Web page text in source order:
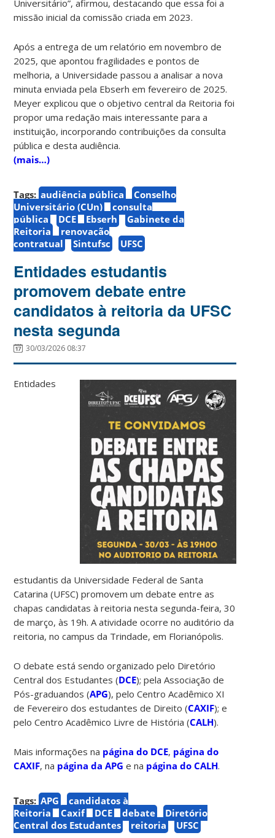
Universitário”, afirmou, destacando que essa foi a
missão inicial da comissão criada em 2023.
Após a entrega de um relatório em novembro de
2025, que apontou fragilidades e pontos de
melhoria, a Universidade passou a analisar a nova
minuta enviada pela Ebserh em fevereiro de 2025.
Meyer explicou que o objetivo central da Reitoria foi
propor uma redação mais interessante para a
instituição, incorporando contribuições da consulta
pública e desta audiência.
(mais…)
Tags: audiência pública
Conselho
Universitário (CUn)
consulta
pública
DCE Ebserh
Gabinete da
Reitoria
renovação
contratual
Sintufsc UFSC
Entidades estudantis
promovem debate entre
candidatos à reitoria da UFSC
nesta segunda
30/03/2026 08:37
Entidades
estudantis da Universidade Federal de Santa
Catarina (UFSC) promovem um debate entre as
chapas candidatas à reitoria nesta segunda-feira, 30
de março, às 19h. A atividade ocorre no auditório da
reitoria, no campus da Trindade, em Florianópolis.
O debate está sendo organizado pelo Diretório
Central dos Estudantes (DCE); pela Associação de
Pós-graduandos (APG), pelo Centro Acadêmico XI
de Fevereiro dos estudantes de Direito (CAXIF); e
pelo Centro Acadêmico Livre de História (CALH).
Mais informações na página do DCE, página do
CAXIF, na página da APG e na página do CALH.
Tags: APG
candidatos à
Reitoria
Caxif DCE debate
Diretório
Central dos Estudantes
reitoria UFSC